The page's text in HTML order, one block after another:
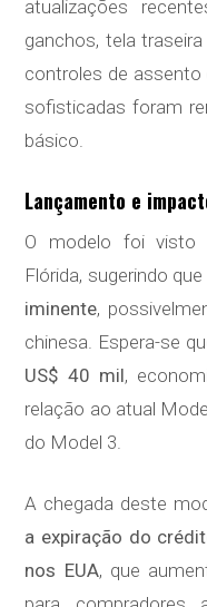
atualizações
ganchos, tela
controles de assento
sofisticadas foram
básico.
Lançamento e
O modelo foi visto
Flórida, sugerindo
iminente,
chinesa. Espera-se
US$ 40 mil,
relação ao atual
do Model 3.
A chegada deste
a expiração do
nos EUA, que